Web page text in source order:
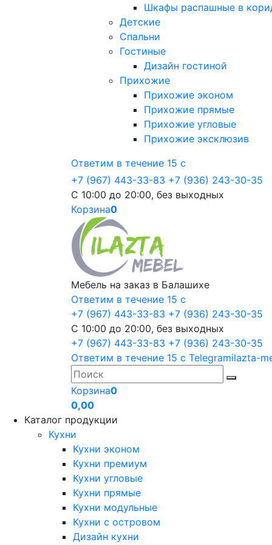
Шкафы распашные в
Детские
Спальни
Гостиные
Дизайн гостиной
Прихожие
Прихожие эконом
Прихожие прямые
Прихожие угловые
Прихожие эксклюзив
Ответим в течение 15 с
+7 (967) 443-33-83 +7 (936) 243-30-35
С 10:00 до 20:00, без выходных
Корзина0
Мебель на заказ в Балашихе
Ответим в течение 15 с
+7 (967) 443-33-83 +7 (936) 243-30-35
С 10:00 до 20:00, без выходных
+7 (967) 443-33-83 +7 (936) 243-30-35
Ответим в течение 15 с Telegramilazta-
Корзина0
0,00
Каталог продукции
Кухни
Кухни эконом
Кухни премиум
Кухни угловые
Кухни прямые
Кухни модульные
Кухни с островом
Дизайн кухни